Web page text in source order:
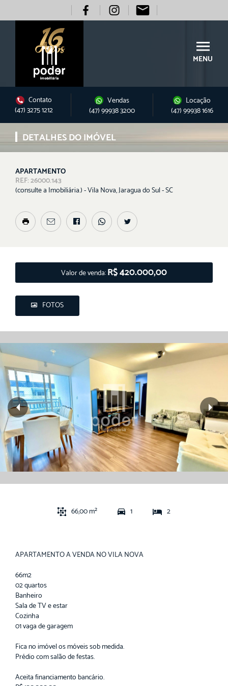
MENU
Contato
(47) 3275 1212
Vendas
(47) 99938 3200
Locação
(47) 99938 1616
DETALHES DO IMÓVEL
APARTAMENTO
REF: 26000.143
(consulte a Imobiliária.) - Vila Nova, Jaragua do Sul - SC
FOTOS
Valor de venda:R$ 420.000,00
66,00 m² 1 2
APARTAMENTO A VENDA NO VILA NOVA
66m2
02 quartos
Banheiro
Sala de TV e estar
Cozinha
01 vaga de garagem
Fica no imóvel os móveis sob medida.
Prédio com salão de festas.
Aceita financiamento bancário.